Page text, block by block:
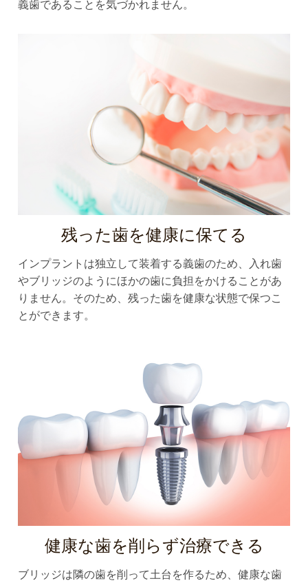
義歯であることを気づかれません。
残った歯を健康に保てる
インプラントは独立して装着する義歯のため、入れ歯
やブリッジのようにほかの歯に負担をかけることがあ
りません。そのため、残った歯を健康な状態で保つこ
とができます。
健康な歯を削らず治療できる
ブリッジは隣の歯を削って土台を作るため、健康な歯